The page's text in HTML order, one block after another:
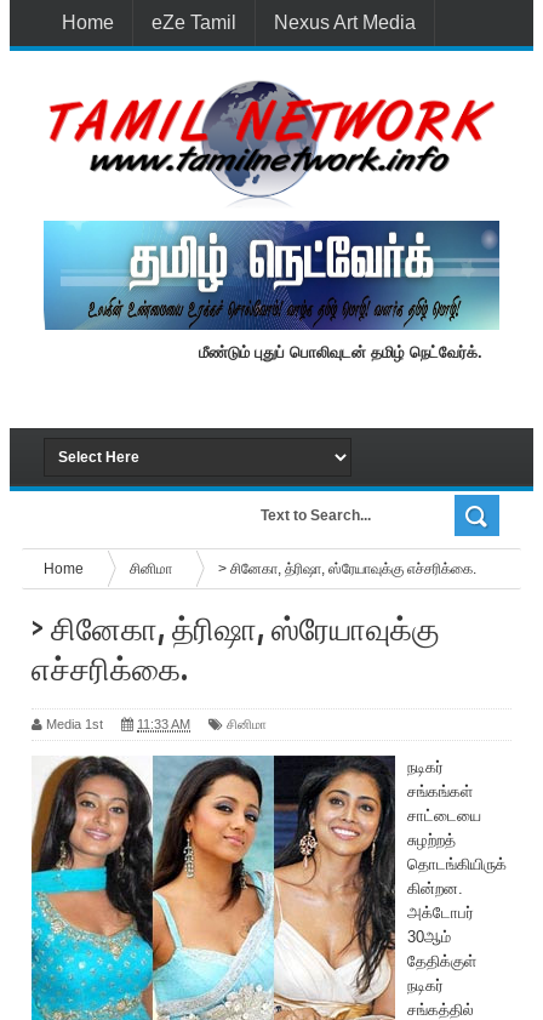
Home eZe Tamil Nexus Art Media
மீண்டும் புதுப் பொலிவுடன் தமிழ் நெட்வேர்க்.
Home சினிமா > சினேகா, த்‌ரிஷா, ஸ்ரேயாவுக்கு எச்ச‌ரிக்கை.
> சினேகா, த்‌ரிஷா, ஸ்ரேயாவுக்கு
எச்ச‌ரிக்கை.
Media 1st 11:33 AM சினிமா
நடிகர்
சங்கங்கள்
சாட்டையை
சுழற்ற‌த்
தொடங்கியிருக்
கின்றன.
அக்டோபர்
30ஆம்
தேதிக்குள்
நடிகர்
சங்கத்தில்